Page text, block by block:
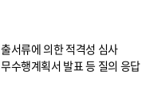
서류에 의한 적격성 심사
수행계획서 발표 등 질의 응답